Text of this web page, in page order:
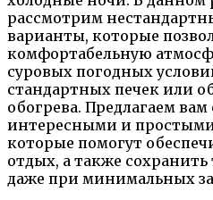
рассмотрим
варианты, которые
комфортабельную
суровых погодных
стандартных печек или
обогрева. Предлагаем
интересными и
которые помогут
отдых, а также
даже при минимальных